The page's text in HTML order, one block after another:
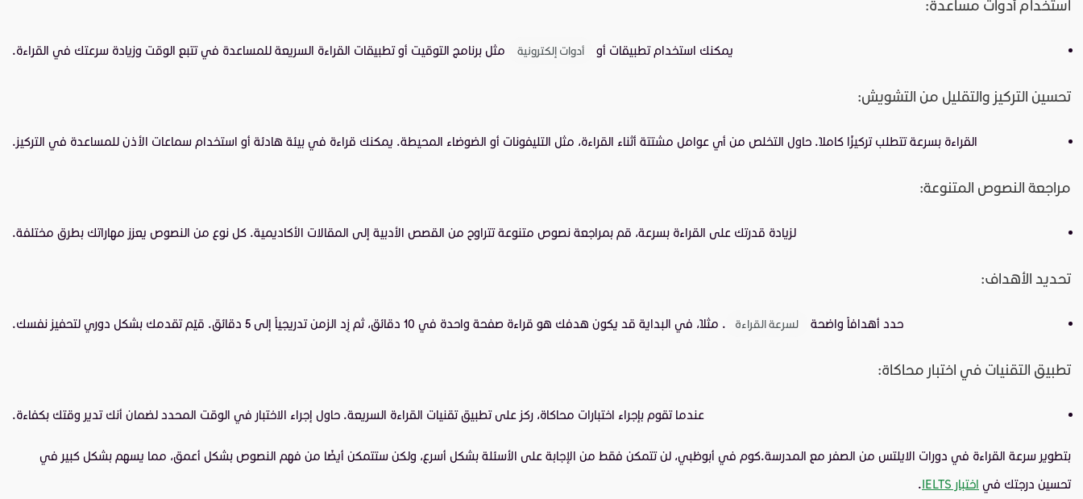
استخدام أدوات مساعدة:
يمكنك استخدام تطبيقات أو أدوات إلكترونية مثل برنامج التوقيت أو تطبيقات القراءة السريعة للمساعدة في تتبع الوقت وزيادة سرعتك في القراءة.
تحسين التركيز والتقليل من التشويش:
القراءة بسرعة تتطلب تركيزًا كاملاً. حاول التخلص من أي عوامل مشتتة أثناء القراءة، مثل التليفونات أو الضوضاء المحيطة. يمكنك قراءة في بيئة هادئة أو استخدام سماعات الأذن للمساعدة في التركيز.
مراجعة النصوص المتنوعة:
لزيادة قدرتك على القراءة بسرعة، قم بمراجعة نصوص متنوعة تتراوح من القصص الأدبية إلى المقالات الأكاديمية. كل نوع من النصوص يعزز مهاراتك بطرق مختلفة.
تحديد الأهداف:
حدد أهدافاً واضحة لسرعة القراءة . مثلاً، في البداية قد يكون هدفك هو قراءة صفحة واحدة في 10 دقائق، ثم زِد الزمن تدريجياً إلى 5 دقائق. قيّم تقدمك بشكل دوري لتحفيز نفسك.
تطبيق التقنيات في اختبار محاكاة:
عندما تقوم بإجراء اختبارات محاكاة، ركز على تطبيق تقنيات القراءة السريعة. حاول إجراء الاختبار في الوقت المحدد لضمان أنك تدير وقتك بكفاءة.
بتطوير سرعة القراءة في دورات الايلتس من الصفر مع المدرسة.كوم في أبوظبي، لن تتمكن فقط من الإجابة على الأسئلة بشكل أسرع، ولكن ستتمكن أيضًا من فهم النصوص بشكل أعمق، مما يسهم بشكل كبير في
تحسين درجتك في اختبار IELTS .